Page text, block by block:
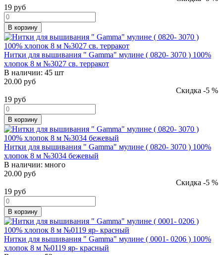
19 руб
В корзину
Нитки для вышивания " Gamma" мулине ( 0820- 3070 ) 100%
хлопок 8 м №3027 св. терракот
В наличии: 45 шт
20.00 руб
Скидка -5 %
19 руб
В корзину
Нитки для вышивания " Gamma" мулине ( 0820- 3070 ) 100%
хлопок 8 м №3034 бежевый
В наличии: много
20.00 руб
Скидка -5 %
19 руб
В корзину
Нитки для вышивания " Gamma" мулине ( 0001- 0206 ) 100%
хлопок 8 м №0119 яр- красный